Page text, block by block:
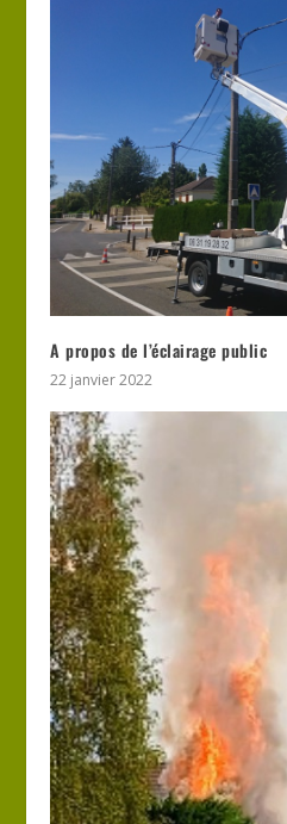
A propos de l’éclairage public
22 janvier 2022